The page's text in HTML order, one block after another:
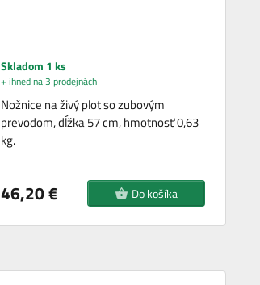
Skladom 1 ks
+ ihned na 3 prodejnách
Nožnice na živý plot so zubovým
prevodom, dĺžka 57 cm, hmotnosť 0,63
kg.
46,20 € Do košíka